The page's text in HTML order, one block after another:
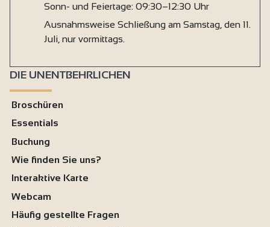
Sonn- und Feiertage: 09:30–12:30 Uhr
Ausnahmsweise Schließung am Samstag, den 11.
Juli, nur vormittags.
DIE UNENTBEHRLICHEN
Broschüren
Essentials
Buchung
Wie finden Sie uns?
Interaktive Karte
Webcam
Häufig gestellte Fragen